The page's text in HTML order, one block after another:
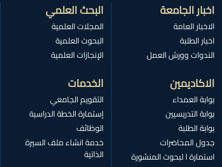
اخبار الجامعة
الاخبار العامة
اخبار الطلبة
الندوات وورش العمل
البحث العلمي
المجلات العلمية
البحوث العلمية
الإنجازات العلمية
الاكاديمين
بوابة العمداء
بوابة التدريسيين
بوابة الطلبة
جدول المحاضرات
استمارة ا لبحوث المنشورة
الخدمات
التقويم الجامعي
إستمارة الخطة الدراسية
الوظائف
خدمة انشاء ملف السيرة
الذاتية